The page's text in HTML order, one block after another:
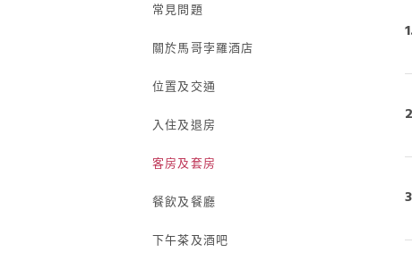
常見問題
關於馬哥孛羅酒店
位置及交通
入住及退房
客房及套房
餐飲及餐廳
下午茶及酒吧